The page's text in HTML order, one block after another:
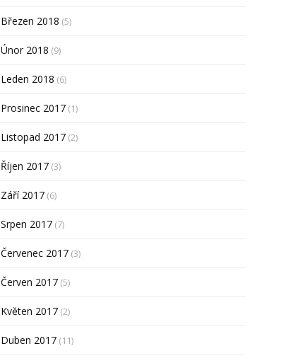
Březen 2018 (5)
Únor 2018 (9)
Leden 2018 (6)
Prosinec 2017(1)
Listopad 2017(2)
Říjen 2017(3)
Září 2017(6)
Srpen 2017(7)
Červenec 2017(3)
Červen 2017(5)
Květen 2017(2)
Duben 2017(11)